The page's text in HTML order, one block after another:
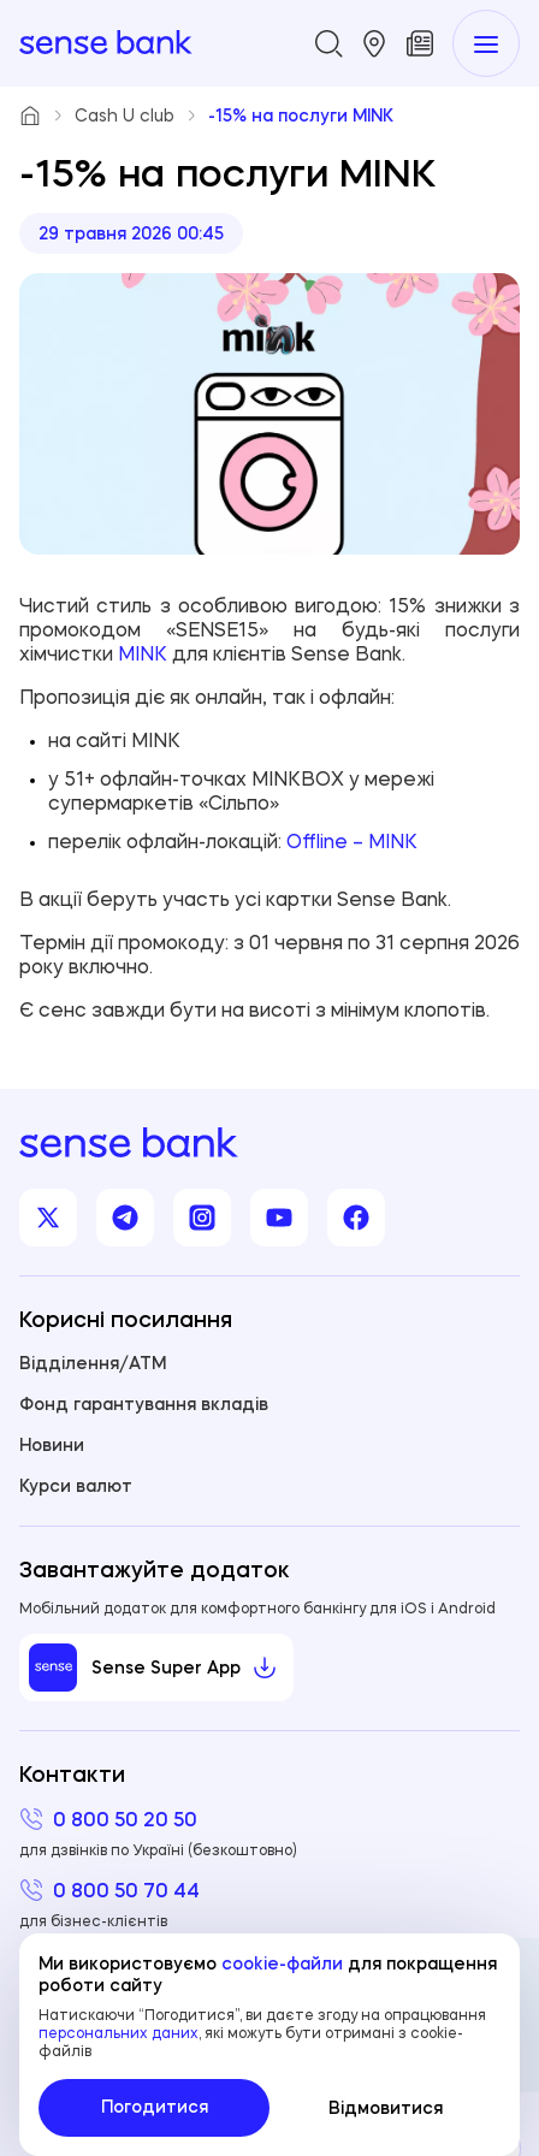
Cash U club -15% на послуги MINK
-15% на послуги MINK
29 травня 2026 00:45
Чистий стиль з особливою вигодою: 15% знижки з
промокодом «SENSE15» на будь-які послуги
хімчистки MINK для клієнтів Sense Bank.
Пропозиція діє як онлайн, так і офлайн:
на сайті MINK
у 51+ офлайн-точках MINKBOX у мережі
супермаркетів «Сільпо»
перелік офлайн-локацій: Offline – MINK
В акції беруть участь усі картки Sense Bank.
Термін дії промокоду: з 01 червня по 31 серпня 2026
року включно.
Є сенс завжди бути на висоті з мінімум клопотів.
Корисні посилання
Відділення/ATM
Фонд гарантування вкладів
Новини
Курси валют
Завантажуйте додаток
Мобільний додаток для комфортного банкінгу для iOS і Android
Sense Super App
Контакти
0 800 50 20 50
для дзвінків по Україні (безкоштовно)
0 800 50 70 44
для бізнес-клієнтів
+380 44 298 80 00
для дзвінків з-за кордону
банків №158. Ліцензія НБУ №61 від 01.12.2022
Ми використовуємо cookie-файли для покращення
роботи сайту
Натискаючи “Погодитися”, ви даєте згоду на опрацювання
персональних даних, які можуть бути отримані з cookie-
файлів
Погодитися Відмовитися